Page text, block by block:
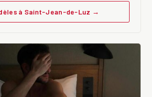
à Saint-Jean-de-Luz →